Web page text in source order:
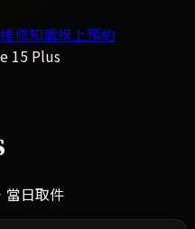
維修知識線上預約
15 Plus
當日取件